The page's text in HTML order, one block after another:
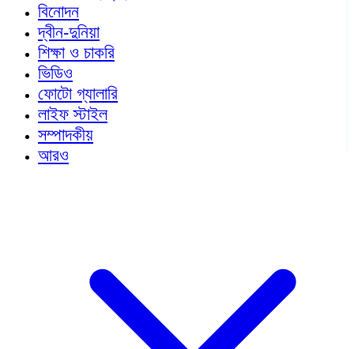
বিনোদন
দ্বীন-দুনিয়া
শিক্ষা ও চাকরি
ভিডিও
ফোটো গ্যালারি
লাইফ স্টাইল
সম্পাদকীয়
আরও